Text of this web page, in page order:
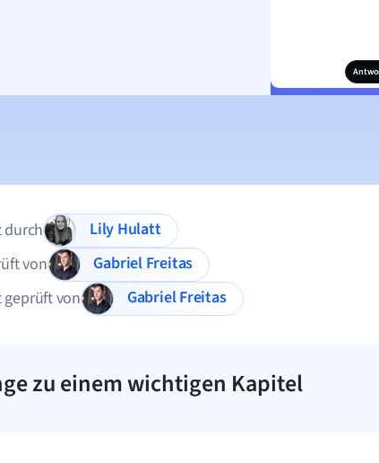
durch
Lily Hulatt
von
Gabriel Freitas
von
Gabriel Freitas
zu einem wichtigen Kapitel